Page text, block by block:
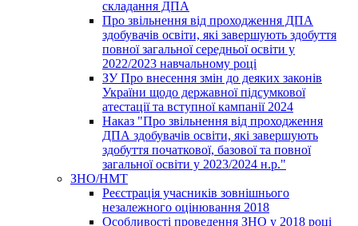
складання ДПА
Про звільнення від проходження ДПА
здобувачів освіти, які завершують здобуття
повної загальної середньої освіти у
2022/2023 навчальному році
ЗУ Про внесення змін до деяких законів
України щодо державної підсумкової
атестації та вступної кампанії 2024
Наказ "Про звільнення від проходження
ДПА здобувачів освіти, які завершують
здобуття початкової, базової та повної
загальної освіти у 2023/2024 н.р."
ЗНО/НМТ
Реєстрація учасників зовнішнього
незалежного оцінювання 2018
Особливості проведення ЗНО у 2018 році